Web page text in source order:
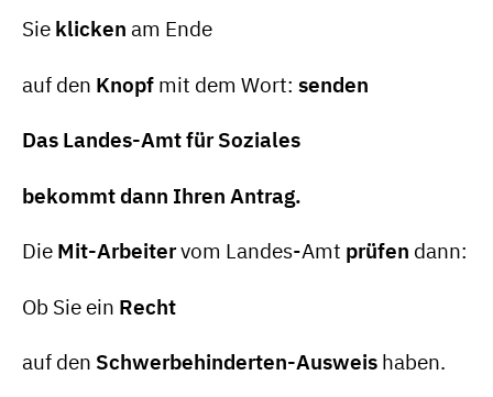
Sie klicken am Ende
auf den Knopf mit dem Wort: senden
Das Landes-Amt für Soziales
bekommt dann Ihren Antrag.
Die Mit-Arbeitervom Landes-Amt prüfen dann:
Ob Sie ein Recht
auf den Schwerbehinderten-Ausweis haben.